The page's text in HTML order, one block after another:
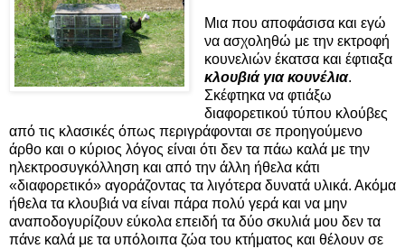
Μια που αποφάσισα και εγώ
να ασχοληθώ με την εκτροφή
κουνελιών έκατσα και έφτιαξα
κλουβιά για κουνέλια.
Σκέφτηκα να φτιάξω
διαφορετικού τύπου κλούβες
από τις κλασικές όπως περιγράφονται σε προηγούμενο
άρθο και ο κύριος λόγος είναι ότι δεν τα πάω καλά με την
ηλεκτροσυγκόλληση και από την άλλη ήθελα κάτι
«διαφορετικό» αγοράζοντας τα λιγότερα δυνατά υλικά. Ακόμα
ήθελα τα κλουβιά να είναι πάρα πολύ γερά και να μην
αναποδογυρίζουν εύκολα επειδή τα δύο σκυλιά μου δεν τα
πάνε καλά με τα υπόλοιπα ζώα του κτήματος και θέλουν σε